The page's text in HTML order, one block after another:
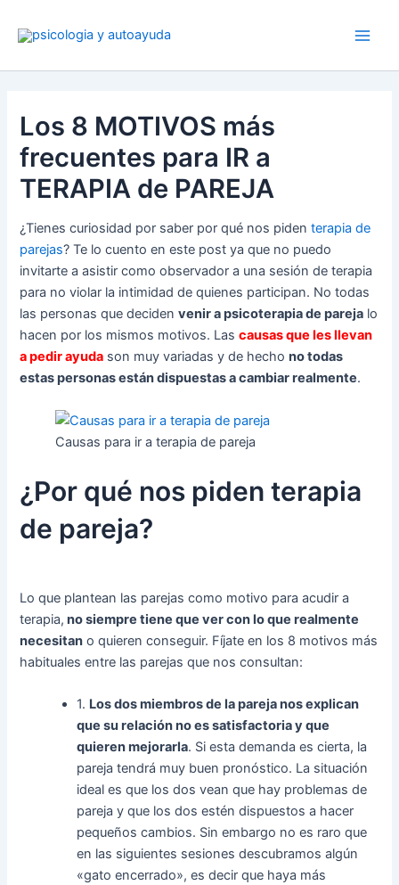
Los 8 MOTIVOS más
frecuentes para IR a
TERAPIA de PAREJA
¿Tienes curiosidad por saber por qué nos pidenterapia de
parejas? Te lo cuento en este post ya que no puedo
invitarte a asistir como observador a una sesión de terapia
para no violar la intimidad de quienes participan. No todas
las personas que decidenvenir a psicoterapia de pareja lo
hacen por los mismos motivos. Lascausas que les llevan
a pedir ayuda son muy variadas y de hechono todas
estas personas están dispuestas a cambiar realmente.
Causas para ir a terapia de pareja
¿Por qué nos piden terapia
de pareja?
Lo que plantean las parejas como motivo para acudir a
terapia, no siempre tiene que ver con lo que realmente
necesitan o quieren conseguir. Fíjate en los 8 motivos más
habituales entre las parejas que nos consultan:
1. Los dos miembros de la pareja nos explican
que su relación no es satisfactoria y que
quieren mejorarla. Si esta demanda es cierta, la
pareja tendrá muy buen pronóstico. La situación
ideal es que los dos vean que hay problemas de
pareja y que los dos estén dispuestos a hacer
pequeños cambios. Sin embargo no es raro que
en las siguientes sesiones descubramos algún
«gato encerrado», es decir que haya más